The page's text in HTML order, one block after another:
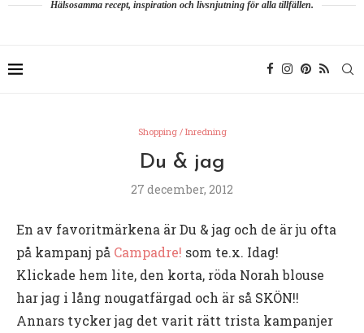
Hälsosamma recept, inspiration och livsnjutning för alla tillfällen.
Shopping / Inredning
Du & jag
27 december, 2012
En av favoritmärkena är Du & jag och de är ju ofta
på kampanj på Campadre! som te.x. Idag!
Klickade hem lite, den korta, röda Norah blouse
har jag i lång nougatfärgad och är så SKÖN!!
Annars tycker jag det varit rätt trista kampanjer